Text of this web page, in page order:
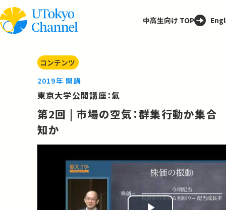
中高生向け TOP
コンテンツ
2019年 開講
東京大学公開講座：氣
第2回 | 市場の空気：群集行動か集合
知か